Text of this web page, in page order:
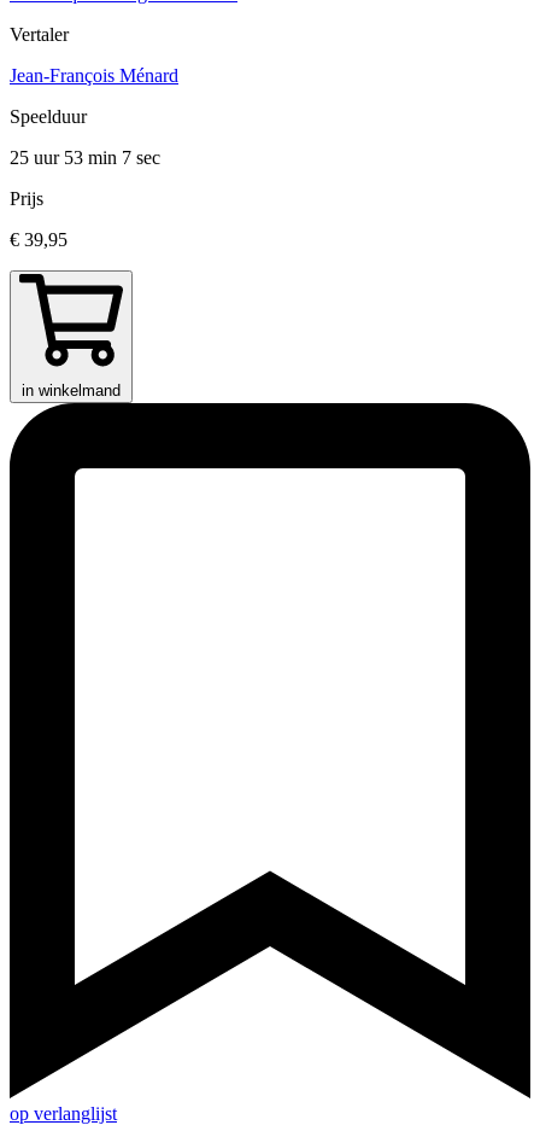
Vertaler
Jean-François Ménard
Speelduur
25 uur 53 min 7 sec
Prijs
€ 39,95
in winkelmand
op verlanglijst